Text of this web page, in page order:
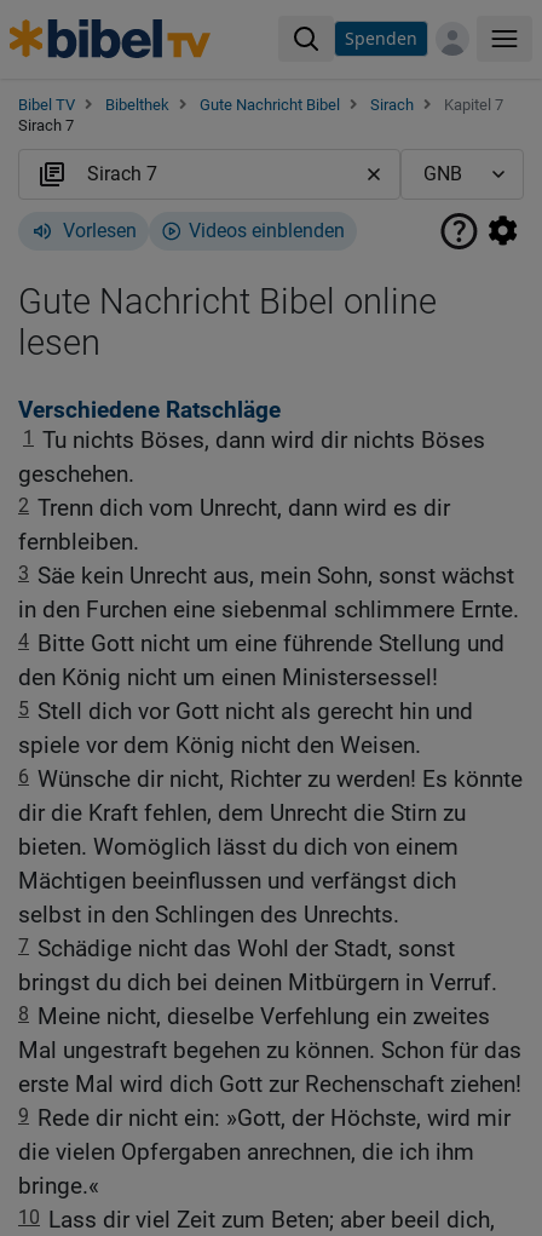
Spenden
Bibel TV Bibelthek Gute Nachricht Bibel Sirach
Kapitel 7
Sirach 7
Vorlesen Videos einblenden
Gute Nachricht Bibel online
lesen
Verschiedene Ratschläge
1 Tu nichts Böses, dann wird dir nichts Böses
geschehen.
2 Trenn dich vom Unrecht, dann wird es dir
fernbleiben.
3 Säe kein Unrecht aus, mein Sohn, sonst wächst
in den Furchen eine siebenmal schlimmere Ernte.
4 Bitte Gott nicht um eine führende Stellung und
den König nicht um einen Ministersessel!
5 Stell dich vor Gott nicht als gerecht hin und
spiele vor dem König nicht den Weisen.
6 Wünsche dir nicht, Richter zu werden! Es könnte
dir die Kraft fehlen, dem Unrecht die Stirn zu
bieten. Womöglich lässt du dich von einem
Mächtigen beeinflussen und verfängst dich
selbst in den Schlingen des Unrechts.
7 Schädige nicht das Wohl der Stadt, sonst
bringst du dich bei deinen Mitbürgern in Verruf.
8 Meine nicht, dieselbe Verfehlung ein zweites
Mal ungestraft begehen zu können. Schon für das
erste Mal wird dich Gott zur Rechenschaft ziehen!
9 Rede dir nicht ein: »Gott, der Höchste, wird mir
die vielen Opfergaben anrechnen, die ich ihm
bringe.«
10 Lass dir viel Zeit zum Beten; aber beeil dich,